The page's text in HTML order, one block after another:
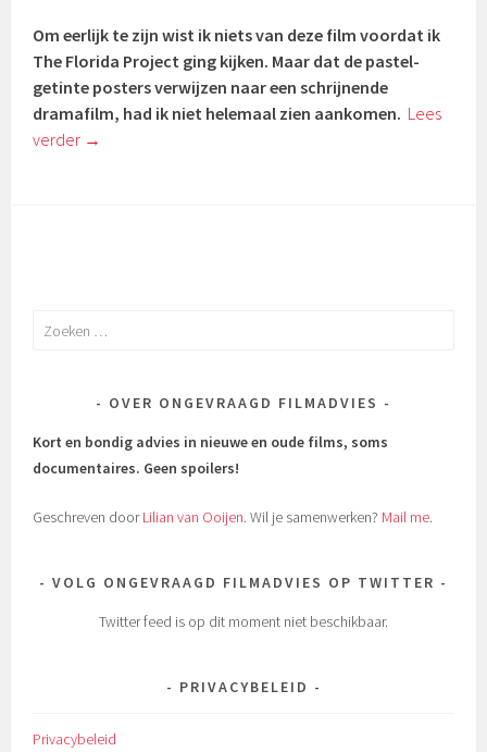
Om eerlijk te zijn wist ik niets van deze film voordat ik
The Florida Project ging kijken. Maar dat de pastel-
getinte posters verwijzen naar een schrijnende
dramafilm, had ik niet helemaal zien aankomen. Lees
verder →
Zoeken
OVER ONGEVRAAGD FILMADVIES
Kort en bondig advies in nieuwe en oude films, soms
documentaires. Geen spoilers!
Geschreven doorLilian van Ooijen. Wil je samenwerken? Mail me.
VOLG ONGEVRAAGD FILMADVIES OP TWITTER
Twitter feed is op dit moment niet beschikbaar.
PRIVACYBELEID
Privacybeleid